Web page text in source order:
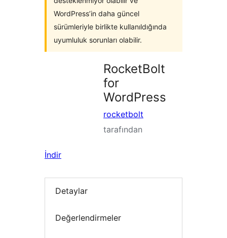
WordPress’in daha güncel
sürümleriyle birlikte kullanıldığında
uyumluluk sorunları olabilir.
RocketBolt
for
WordPress
rocketbolt
tarafından
İndir
Detaylar
Değerlendirmeler